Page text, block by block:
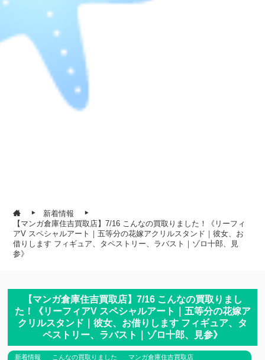
新着情報
【マンガ倉庫住吉買取店】7/16 こんなの買取りました！《リーフィ
アV スペシャルアート｜五等分の花嫁アクリルスタンド｜彼女、お
借りします フィギュア、タペストリー、ラバスト｜ゾロ十郎、見
参》
【マンガ倉庫住吉買取店】7/16 こんなの買取りまし
た！《リーフィアV スペシャルアート｜五等分の花嫁ア
クリルスタンド｜彼女、お借りします フィギュア、タ
ペストリー、ラバスト｜ゾロ十郎、見参》
新着情報 こんなの買取りました
マンガ倉庫住吉買取店